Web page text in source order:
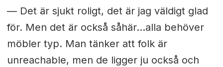
— Det är sjukt roligt, det är jag väldigt glad
för. Men det är också såhär…alla behöver
möbler typ. Man tänker att folk är
unreachable, men de ligger ju också och